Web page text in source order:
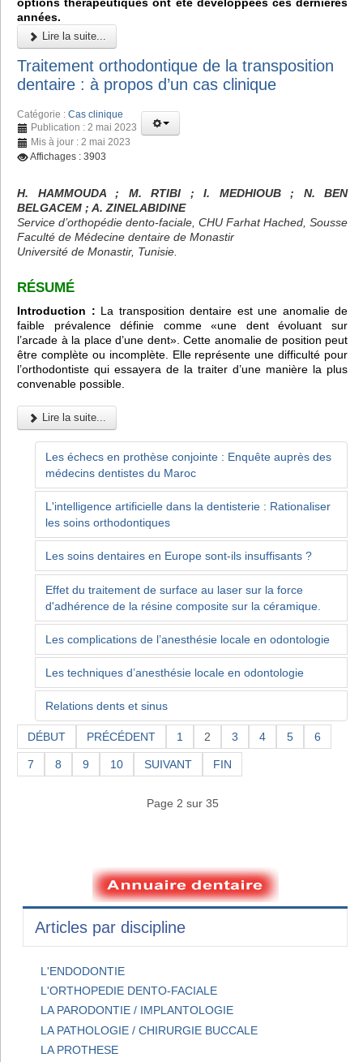
options thérapeutiques ont été développées ces dernières
années.
Lire la suite...
Traitement orthodontique de la transposition
dentaire : à propos d’un cas clinique
Catégorie : Cas clinique
Publication : 2 mai 2023
Mis à jour : 2 mai 2023
Affichages : 3903
H. HAMMOUDA ; M. RTIBI ; I. MEDHIOUB ; N. BEN
BELGACEM ; A. ZINELABIDINE
Service d’orthopédie dento-faciale, CHU Farhat Hached, Sousse
Faculté de Médecine dentaire de Monastir
Université de Monastir, Tunisie.
RÉSUMÉ
Introduction : La transposition dentaire est une anomalie de
faible prévalence définie comme «une dent évoluant sur
l’arcade à la place d’une dent». Cette anomalie de position peut
être complète ou incomplète. Elle représente une difficulté pour
l’orthodontiste qui essayera de la traiter d’une manière la plus
convenable possible.
Lire la suite...
Les échecs en prothèse conjointe : Enquête auprès des
médecins dentistes du Maroc
L'intelligence artificielle dans la dentisterie : Rationaliser
les soins orthodontiques
Les soins dentaires en Europe sont-ils insuffisants ?
Effet du traitement de surface au laser sur la force
d'adhérence de la résine composite sur la céramique.
Les complications de l’anesthésie locale en odontologie
Les techniques d’anesthésie locale en odontologie
Relations dents et sinus
DÉBUT PRÉCÉDENT 1 2 3 4 5 6
7 8 9 10 SUIVANT FIN
Page 2 sur 35
Articles par discipline
L'ENDODONTIE
L'ORTHOPEDIE DENTO-FACIALE
LA PARODONTIE / IMPLANTOLOGIE
LA PATHOLOGIE / CHIRURGIE BUCCALE
LA PROTHESE